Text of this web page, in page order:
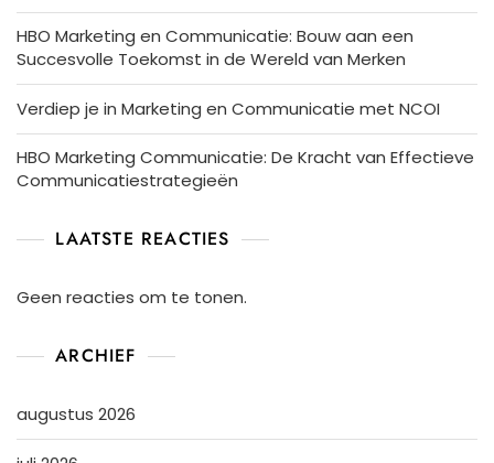
HBO Marketing en Communicatie: Bouw aan een
Succesvolle Toekomst in de Wereld van Merken
Verdiep je in Marketing en Communicatie met NCOI
HBO Marketing Communicatie: De Kracht van Effectieve
Communicatiestrategieën
LAATSTE REACTIES
Geen reacties om te tonen.
ARCHIEF
augustus 2026